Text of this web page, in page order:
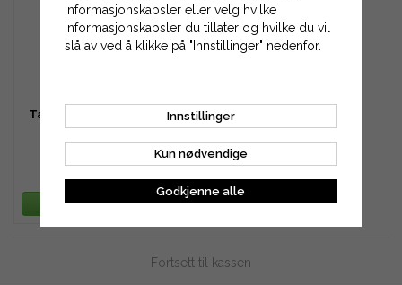
Tannreim HTD 480-8M-30
601 kr
LEGG TIL HANDLEKURV
Fortsett til kassen
informasjonskapsler eller velg hvilke
informasjonskapsler du tillater og hvilke du vil
slå av ved å klikke på "Innstillinger" nedenfor.
Innstillinger
Kun nødvendige
Godkjenne alle